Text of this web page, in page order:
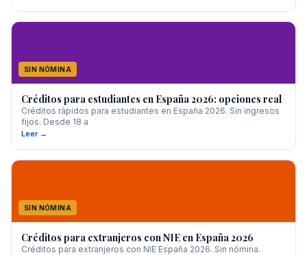
SIN NÓMINA
Créditos para estudiantes en España 2026: opciones real
Créditos rápidos para estudiantes en España 2026. Sin ingresos
fijos. Desde 18 a
Leer →
SIN NÓMINA
Créditos para extranjeros con NIE en España 2026
Créditos para extranjeros con NIE España 2026. Sin nómina.